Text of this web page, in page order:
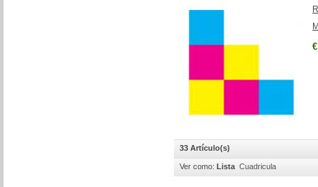
33 Artículo(s)
Ver como: Lista Cuadricula